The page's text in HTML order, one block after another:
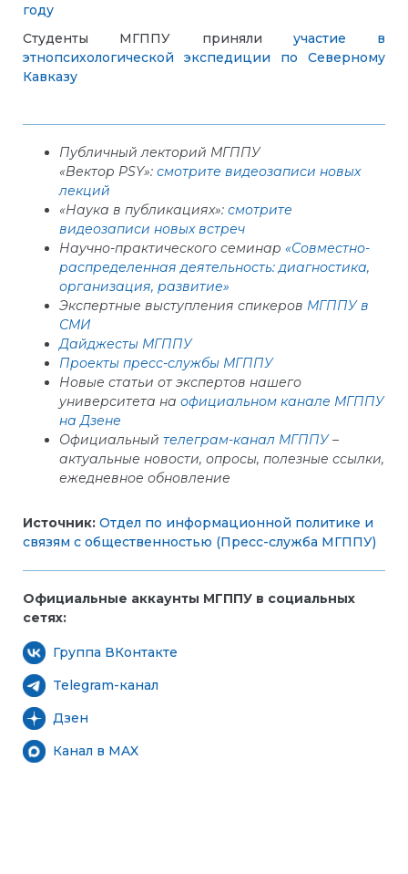
году
Студенты МГППУ приняли участие в
этнопсихологической экспедиции по Северному
Кавказу
Публичный лекторий МГППУ
«Вектор PSY»: смотрите видеозаписи новых
лекций
«Наука в публикациях»: смотрите
видеозаписи новых встреч
Научно-практического семинар «Совместно-
распределенная деятельность: диагностика,
организация, развитие»
Экспертные выступления спикеров МГППУ в
СМИ
Дайджесты МГППУ
Проекты пресс-службы МГППУ
Новые статьи от экспертов нашего
университета на официальном канале МГППУ
на Дзене
Официальный телеграм-канал МГППУ –
актуальные новости, опросы, полезные ссылки,
ежедневное обновление
Источник: Отдел по информационной политике и
связям с общественностью (Пресс-служба МГППУ)
Официальные аккаунты МГППУ в социальных
сетях:
Группа ВКонтакте
Telegram-канал
Дзен
Канал в MAX